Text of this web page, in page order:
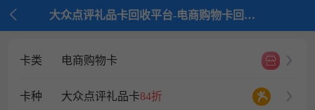
 大众点评礼品卡回收平台-电商购物卡回收平台-京大大回收
卡类 电商购物卡
卡种 大众点评礼品卡84折